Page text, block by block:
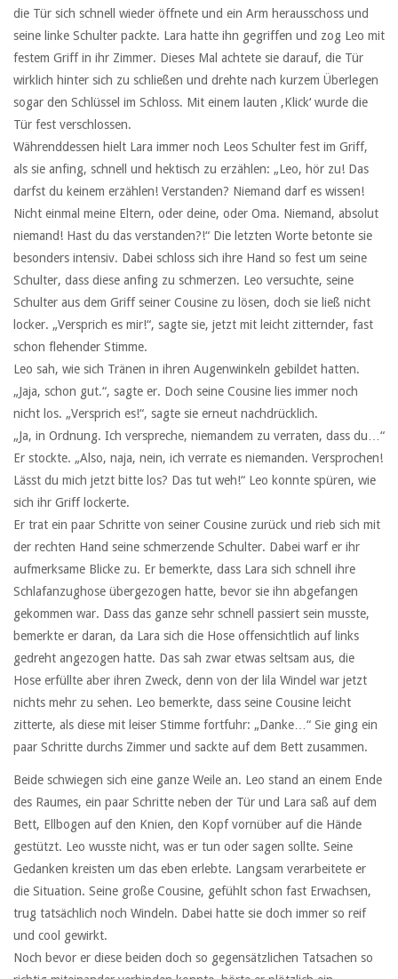
die Tür sich schnell wieder öffnete und ein Arm herausschoss und
seine linke Schulter packte. Lara hatte ihn gegriffen und zog Leo mit
festem Griff in ihr Zimmer. Dieses Mal achtete sie darauf, die Tür
wirklich hinter sich zu schließen und drehte nach kurzem Überlegen
sogar den Schlüssel im Schloss. Mit einem lauten ‚Klick‘ wurde die
Tür fest verschlossen.
Währenddessen hielt Lara immer noch Leos Schulter fest im Griff,
als sie anfing, schnell und hektisch zu erzählen: „Leo, hör zu! Das
darfst du keinem erzählen! Verstanden? Niemand darf es wissen!
Nicht einmal meine Eltern, oder deine, oder Oma. Niemand, absolut
niemand! Hast du das verstanden?!“ Die letzten Worte betonte sie
besonders intensiv. Dabei schloss sich ihre Hand so fest um seine
Schulter, dass diese anfing zu schmerzen. Leo versuchte, seine
Schulter aus dem Griff seiner Cousine zu lösen, doch sie ließ nicht
locker. „Versprich es mir!“, sagte sie, jetzt mit leicht zitternder, fast
schon flehender Stimme.
Leo sah, wie sich Tränen in ihren Augenwinkeln gebildet hatten.
„Jaja, schon gut.“, sagte er. Doch seine Cousine lies immer noch
nicht los. „Versprich es!“, sagte sie erneut nachdrücklich.
„Ja, in Ordnung. Ich verspreche, niemandem zu verraten, dass du…“
Er stockte. „Also, naja, nein, ich verrate es niemanden. Versprochen!
Lässt du mich jetzt bitte los? Das tut weh!“ Leo konnte spüren, wie
sich ihr Griff lockerte.
Er trat ein paar Schritte von seiner Cousine zurück und rieb sich mit
der rechten Hand seine schmerzende Schulter. Dabei warf er ihr
aufmerksame Blicke zu. Er bemerkte, dass Lara sich schnell ihre
Schlafanzughose übergezogen hatte, bevor sie ihn abgefangen
gekommen war. Dass das ganze sehr schnell passiert sein musste,
bemerkte er daran, da Lara sich die Hose offensichtlich auf links
gedreht angezogen hatte. Das sah zwar etwas seltsam aus, die
Hose erfüllte aber ihren Zweck, denn von der lila Windel war jetzt
nichts mehr zu sehen. Leo bemerkte, dass seine Cousine leicht
zitterte, als diese mit leiser Stimme fortfuhr: „Danke…“ Sie ging ein
paar Schritte durchs Zimmer und sackte auf dem Bett zusammen.
Beide schwiegen sich eine ganze Weile an. Leo stand an einem Ende
des Raumes, ein paar Schritte neben der Tür und Lara saß auf dem
Bett, Ellbogen auf den Knien, den Kopf vornüber auf die Hände
gestützt. Leo wusste nicht, was er tun oder sagen sollte. Seine
Gedanken kreisten um das eben erlebte. Langsam verarbeitete er
die Situation. Seine große Cousine, gefühlt schon fast Erwachsen,
trug tatsächlich noch Windeln. Dabei hatte sie doch immer so reif
und cool gewirkt.
Noch bevor er diese beiden doch so gegensätzlichen Tatsachen so